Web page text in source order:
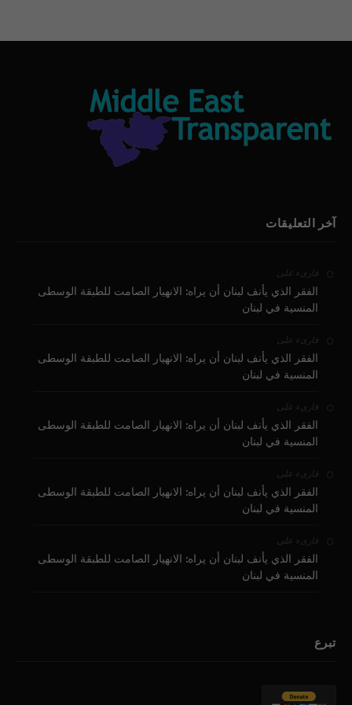
آخر التعليقات
قارىء على
الفقر الذي يأنف لبنان أن يراه: الانهيار الصامت للطبقة الوسطى
المنسية في لبنان
قارىء على
الفقر الذي يأنف لبنان أن يراه: الانهيار الصامت للطبقة الوسطى
المنسية في لبنان
قارىء على
الفقر الذي يأنف لبنان أن يراه: الانهيار الصامت للطبقة الوسطى
المنسية في لبنان
قارىء على
الفقر الذي يأنف لبنان أن يراه: الانهيار الصامت للطبقة الوسطى
المنسية في لبنان
قارىء على
الفقر الذي يأنف لبنان أن يراه: الانهيار الصامت للطبقة الوسطى
المنسية في لبنان
تبرع